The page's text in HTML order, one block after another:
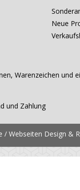
Neue
Warenzeichen und
und Zahlung
Webseiten Design &